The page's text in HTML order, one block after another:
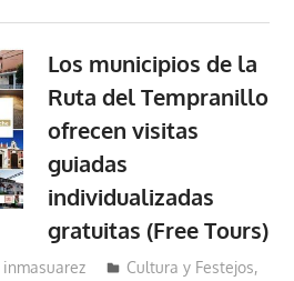
Los municipios de la
Ruta del Tempranillo
ofrecen visitas
guiadas
individualizadas
gratuitas (Free Tours)
inmasuarez Cultura y Festejos,